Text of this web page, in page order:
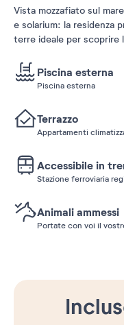
Vista mozzafiato sul
e solarium: la residenza
terre ideale per scoprire
Piscina esterna
Piscina esterna
Terrazzo
Appartamenti
Accessibile in
Stazione ferroviaria
Animali ammessi
Portate con voi il